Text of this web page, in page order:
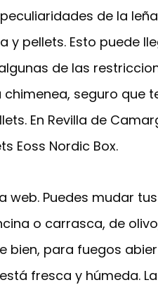
de la
pellets. Esto puede
de las
seguro
En Revilla de
Eoss Nordic Box.
Puedes mudar
o carrasca, de
bien, para fuegos
fresca y húmeda.